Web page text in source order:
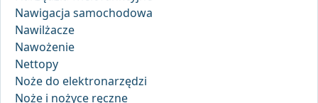
Nawigacja samochodowa
Nawilżacze
Nawożenie
Nettopy
Noże do elektronarzędzi
Noże i nożyce ręczne